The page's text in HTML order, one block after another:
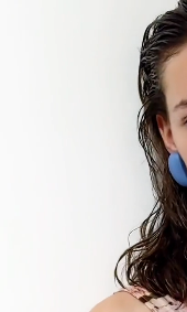
ЛЕТНИЕ СКИДКИ |
Верхняя одежда
Пиджаки | Жилеты
Худи | Лонгсливы